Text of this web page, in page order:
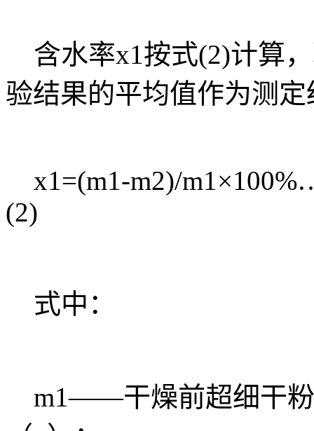
含水率x1按式(2)计算
验结果的平均值作为测定
x1=(m1-m2)/
(2)
式中：
m1——干燥前超细干粉